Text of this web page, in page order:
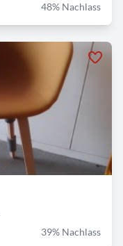
48% Nachlass
39% Nachlass